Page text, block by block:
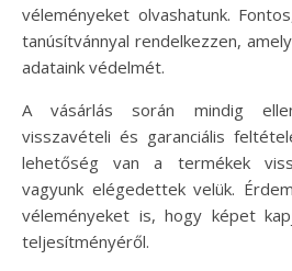
véleményeket olvashatunk.
tanúsítvánnyal rendelkezzen,
adataink védelmét.
A vásárlás során mindig
visszavételi és garanciális
lehetőség van a termékek
vagyunk elégedettek velük.
véleményeket is, hogy képet
teljesítményéről.